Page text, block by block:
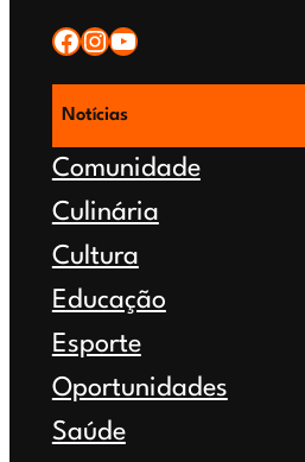
Facebook Instagram YouTube
Notícias
Comunidade
Culinária
Cultura
Educação
Esporte
Oportunidades
Saúde